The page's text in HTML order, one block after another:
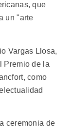
que
un "arte
Vargas Llosa,
Premio de la
como
ceremonia de